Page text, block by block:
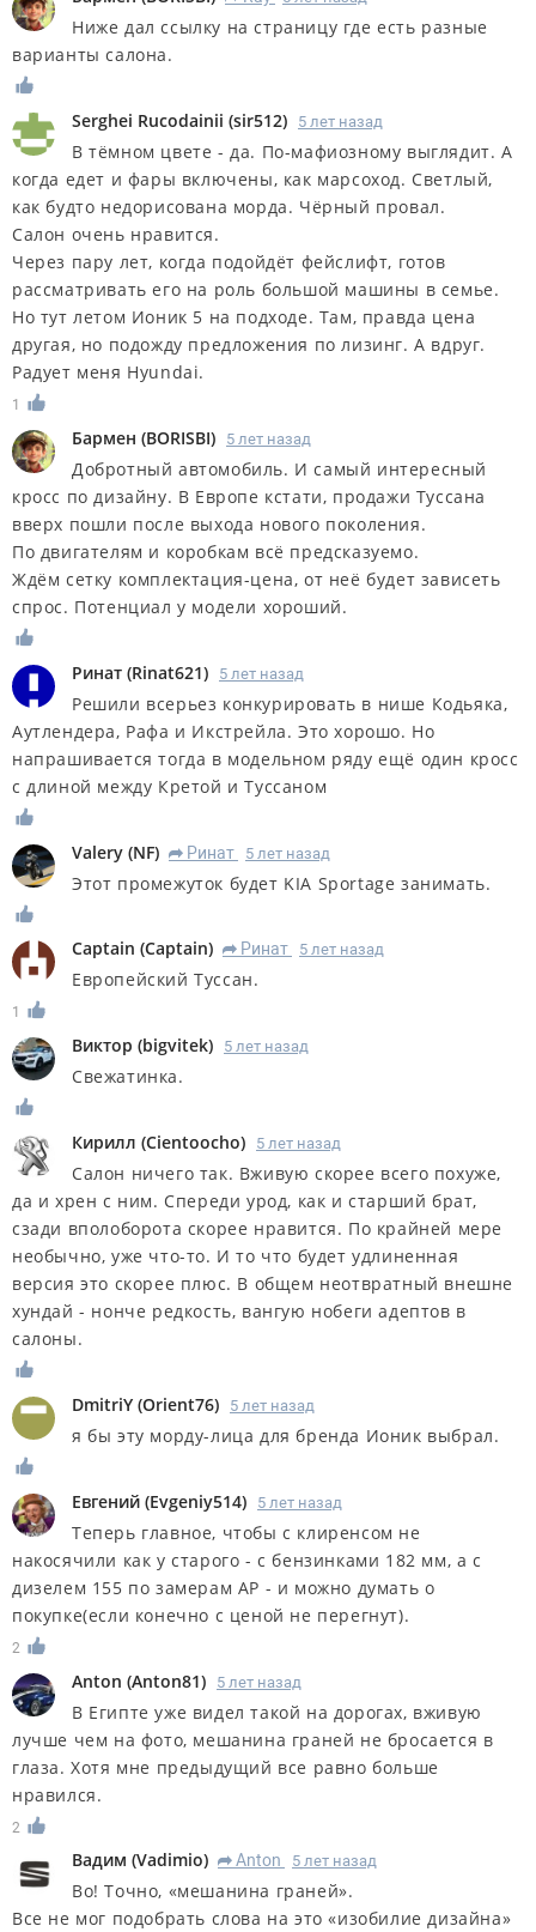
Ниже дал ссылку на страницу где есть разные
варианты салона.
Serghei Rucodainii (sir512) 5 лет назад
В тёмном цвете - да. По-мафиозному выглядит. А
когда едет и фары включены, как марсоход. Светлый,
как будто недорисована морда. Чёрный провал.
Салон очень нравится.
Через пару лет, когда подойдёт фейслифт, готов
рассматривать его на роль большой машины в семье.
Но тут летом Ионик 5 на подходе. Там, правда цена
другая, но подожду предложения по лизинг. А вдруг.
Радует меня Hyundai.
1
Бармен (BORISBI) 5 лет назад
Добротный автомобиль. И самый интересный
кросс по дизайну. В Европе кстати, продажи Туссана
вверх пошли после выхода нового поколения.
По двигателям и коробкам всё предсказуемо.
Ждём сетку комплектация-цена, от неё будет зависеть
спрос. Потенциал у модели хороший.
Ринат (Rinat621) 5 лет назад
Решили всерьез конкурировать в нише Кодьяка,
Аутлендера, Рафа и Икстрейла. Это хорошо. Но
напрашивается тогда в модельном ряду ещё один кросс
с длиной между Кретой и Туссаном
Valery (NF) R Ринат 5 лет назад
Этот промежуток будет KIA Sportage занимать.
Captain (Captain) R Ринат 5 лет назад
Европейский Туссан.
1
Виктор (bigvitek) 5 лет назад
Свежатинка.
Кирилл (Cientoocho) 5 лет назад
Салон ничего так. Вживую скорее всего похуже,
да и хрен с ним. Спереди урод, как и старший брат,
сзади вполоборота скорее нравится. По крайней мере
необычно, уже что-то. И то что будет удлиненная
версия это скорее плюс. В общем неотвратный внешне
хундай - нонче редкость, вангую нобеги адептов в
салоны.
DmitriY (Orient76) 5 лет назад
я бы эту морду-лица для бренда Ионик выбрал.
Евгений (Evgeniy514) 5 лет назад
Теперь главное, чтобы с клиренсом не
накосячили как у старого - с бензинками 182 мм, а с
дизелем 155 по замерам АР - и можно думать о
покупке(если конечно с ценой не перегнут).
2
Anton (Anton81) 5 лет назад
В Египте уже видел такой на дорогах, вживую
лучше чем на фото, мешанина граней не бросается в
глаза. Хотя мне предыдущий все равно больше
нравился.
2
Вадим (Vadimio) R Anton 5 лет назад
Во! Точно, «мешанина граней».
Все не мог подобрать слова на это «изобилие дизайна»